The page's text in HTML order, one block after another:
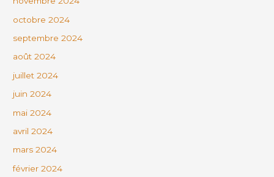
octobre 2024
septembre 2024
août 2024
juillet 2024
juin 2024
mai 2024
avril 2024
mars 2024
février 2024